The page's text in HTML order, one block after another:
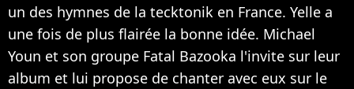
un des hymnes de la tecktonik en France. Yelle a
une fois de plus flairée la bonne idée. Michael
Youn et son groupe Fatal Bazooka l'invite sur leur
album et lui propose de chanter avec eux sur le